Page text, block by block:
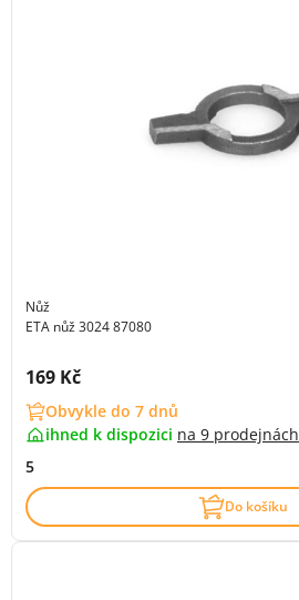
Nůž
ETA nůž 3024 87080
Cena s DPH:
169 Kč
Obvykle do 7 dnů
ihned k dispozici na 9 prodejnách
5
Do košíku